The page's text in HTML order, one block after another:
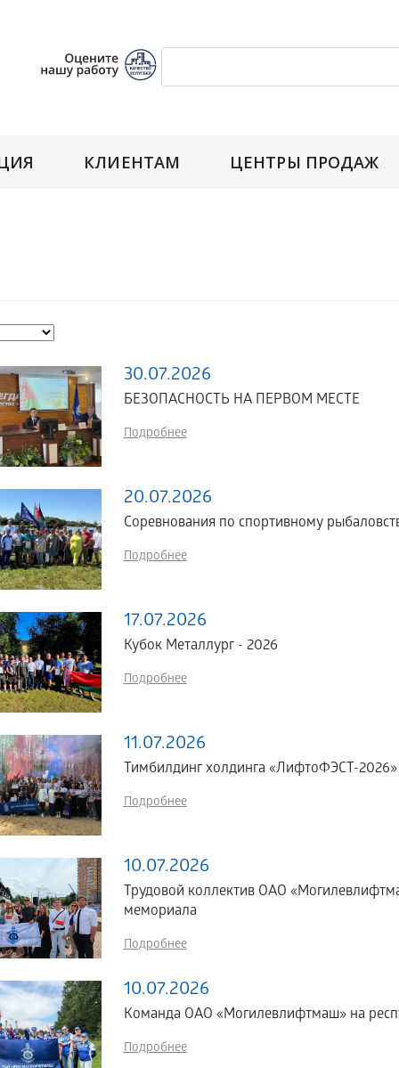
КЛИЕНТАМ ЦЕНТРЫ ПРОДАЖ
30.07.2026
БЕЗОПАСНОСТЬ НА ПЕРВОМ МЕСТЕ
Подробнее
20.07.2026
Соревнования по спортивному
Подробнее
17.07.2026
Кубок Металлург - 2026
Подробнее
11.07.2026
Тимбилдинг холдинга «ЛифтоФЭСТ-2026»
Подробнее
10.07.2026
Трудовой коллектив ОАО
мемориала
Подробнее
10.07.2026
Команда ОАО «Могилевлифтмаш» на
Подробнее